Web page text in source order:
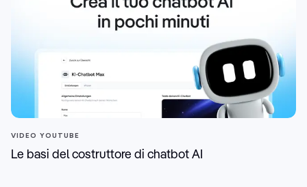
VIDEO YOUTUBE
Le basi del costruttore di chatbot AI